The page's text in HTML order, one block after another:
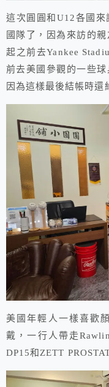
這次圓圓和U12各國
國隊了，因為來訪的
起之前去Yankee
前去美國參觀的一些
因為這樣最後結帳時
美國年輕人一樣喜歡
戴，一行人帶走
DP15和ZETT